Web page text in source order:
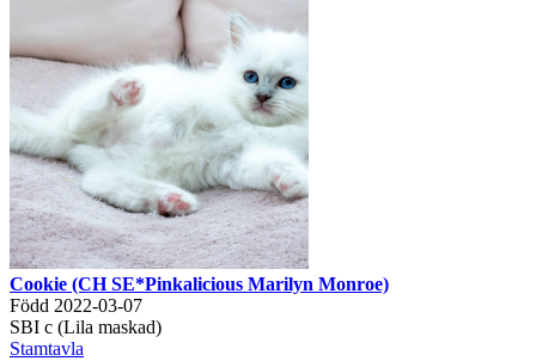
Cookie (CH SE*Pinkalicious Marilyn Monroe)
Född 2022-03-07
SBI c (Lila maskad)
Stamtavla